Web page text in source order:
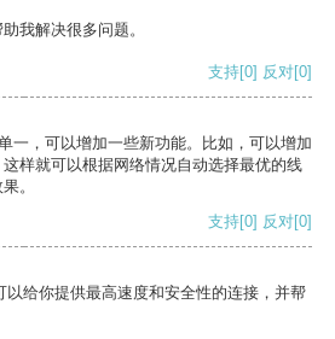
我解决很多问题。
支持[0] 反对[0]
一，可以增加一些新功能。比如，可以增加
样就可以根据网络情况自动选择最优的线
。
支持[0] 反对[0]
给你提供最高速度和安全性的连接，并帮